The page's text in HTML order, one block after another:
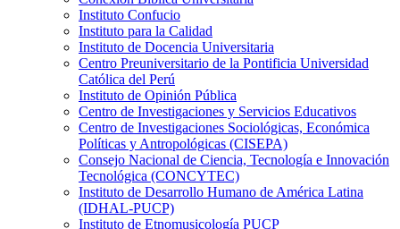
Instituto Confucio
Instituto para la Calidad
Instituto de Docencia Universitaria
Centro Preuniversitario de la Pontificia Universidad
Católica del Perú
Instituto de Opinión Pública
Centro de Investigaciones y Servicios Educativos
Centro de Investigaciones Sociológicas, Económica
Políticas y Antropológicas (CISEPA)
Consejo Nacional de Ciencia, Tecnología e Innovación
Tecnológica (CONCYTEC)
Instituto de Desarrollo Humano de América Latina
(IDHAL-PUCP)
Instituto de Etnomusicología PUCP